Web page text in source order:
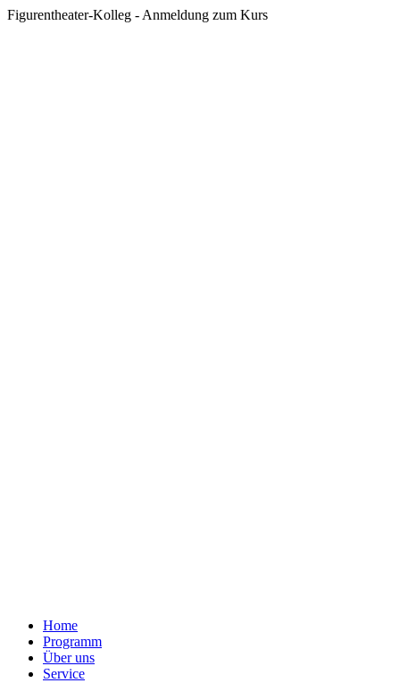
Figurentheater-Kolleg - Anmeldung zum Kurs
Home
Programm
Über uns
Service